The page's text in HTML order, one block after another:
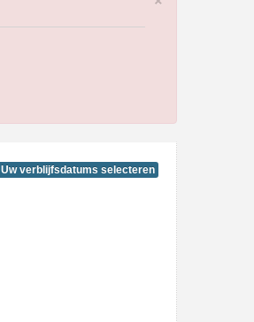
Uw verblijfsdatums selecteren